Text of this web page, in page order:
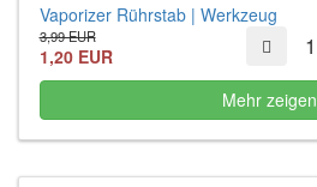
Vaporizer Rührstab | Werkzeug
3,99 EUR
1,20 EUR
Mehr zeigen